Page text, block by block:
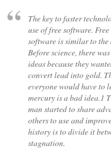
The key to faster
use of free software.
software is similar to the
Before science, there
ideas because they
convert lead into gold.
everyone would have to
mercury is a bad idea.1
man started to share
others to use and
history is to divide it
stagnation.